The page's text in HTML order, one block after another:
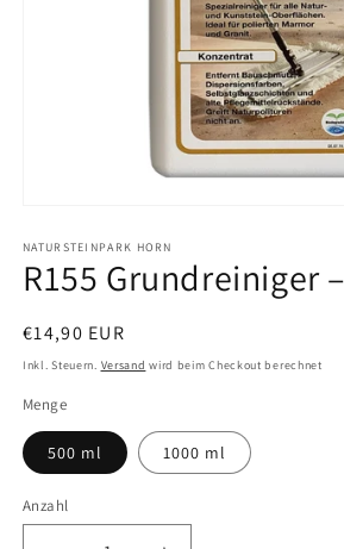
in
Modal
öffnen
NATURSTEINPARK HORN
R155 Grundreiniger
Normaler
Preis
€14,90 EUR
Inkl. Steuern. Versand wird beim Checkout berechnet
Menge
500 ml 1000 ml
Anzahl
Anzahl